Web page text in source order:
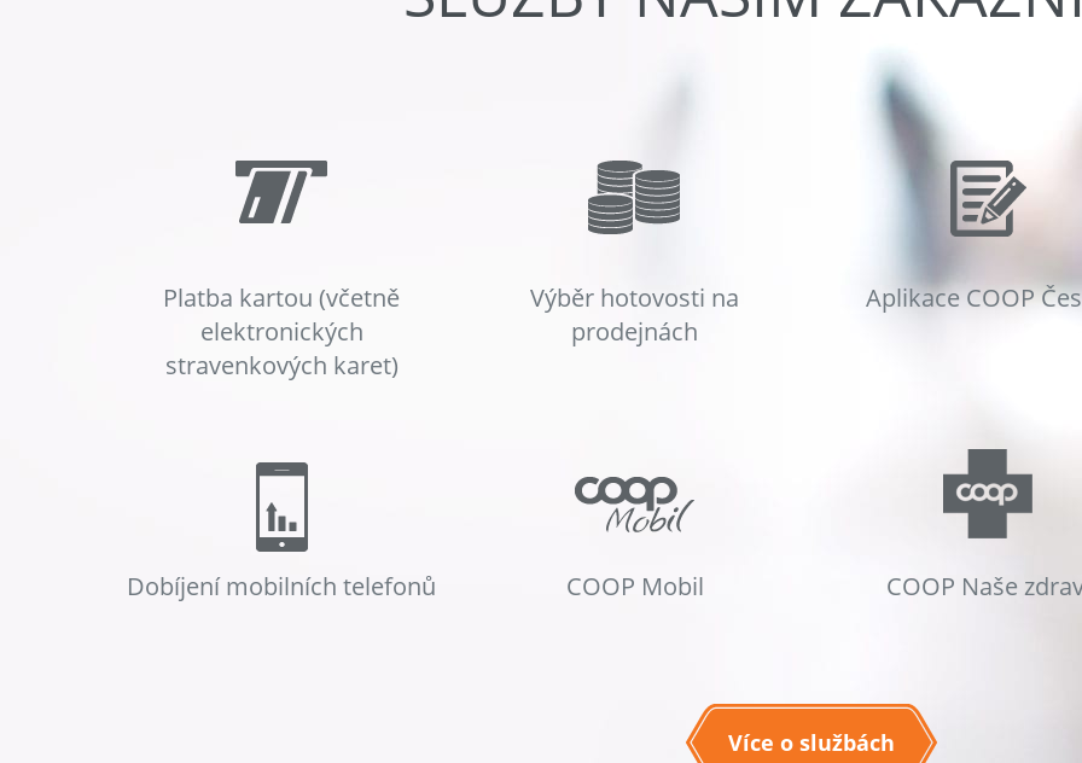
Platba kartou (včetně
elektronických
stravenkových karet)
Výběr hotovosti na
prodejnách
Aplikace COOP
Dobíjení mobilních telefonů COOP Mobil COOP Naše
Více o službách